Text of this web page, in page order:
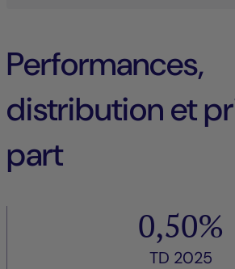
Performances,
distribution et
part
0,50%
TD 2025